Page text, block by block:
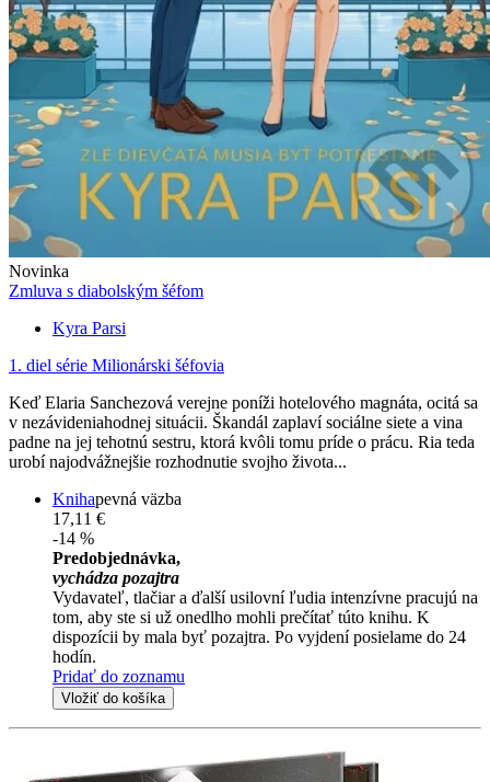
Novinka
Zmluva s diabolským šéfom
Kyra Parsi
1. diel série Milionárski šéfovia
Keď Elaria Sanchezová verejne poníži hotelového magnáta, ocitá sa
v nezávideniahodnej situácii. Škandál zaplaví sociálne siete a vina
padne na jej tehotnú sestru, ktorá kvôli tomu príde o prácu. Ria teda
urobí najodvážnejšie rozhodnutie svojho života...
Knihapevná väzba
17,11 €
-14 %
Predobjednávka,
vychádza pozajtra
Vydavateľ, tlačiar a ďalší usilovní ľudia intenzívne pracujú na
tom, aby ste si už onedlho mohli prečítať túto knihu. K
dispozícii by mala byť pozajtra. Po vyjdení posielame do 24
hodín.
Pridať do zoznamu
Vložiť do košíka